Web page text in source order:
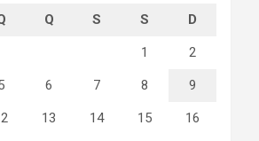
Q S S D
1 2
6 7 8 9
13 14 15 16